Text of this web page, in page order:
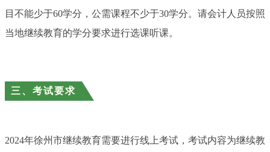
目不能少于60学分，公需课程不少于30学分。请会计人员按照
当地继续教育的学分要求进行选课听课。
三、考试要求
2024年徐州市继续教育需要进行线上考试，考试内容为继续教